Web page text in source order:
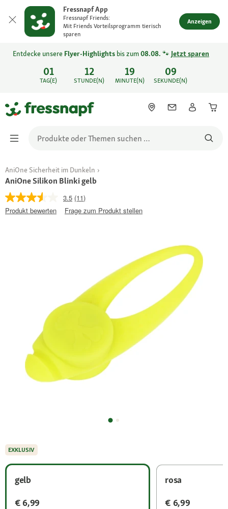
Fressnapf App
Fressnapf Friends:
Mit Friends Vorteilsprogramm tierisch
sparen
Anzeigen
01
TAG(E)
12
STUNDE(N)
19
MINUTE(N)
09
SEKUNDE(N)
Entdecke unsere Flyer-Highlights bis zum08.08. 🐾 Jetzt sparen
AniOne Sicherheit im Dunkeln
AniOne Silikon Blinki gelb
3.5 (11)
Produkt bewerten
Frage zum Produkt stellen
gelb
€ 6,99
rosa
€ 6,99
EXKLUSIV